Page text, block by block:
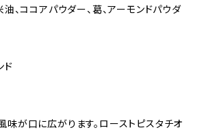
油、ココアパウダー、葛、アーモンドパウダ
ド
味が口に広がります。ローストピスタチオ